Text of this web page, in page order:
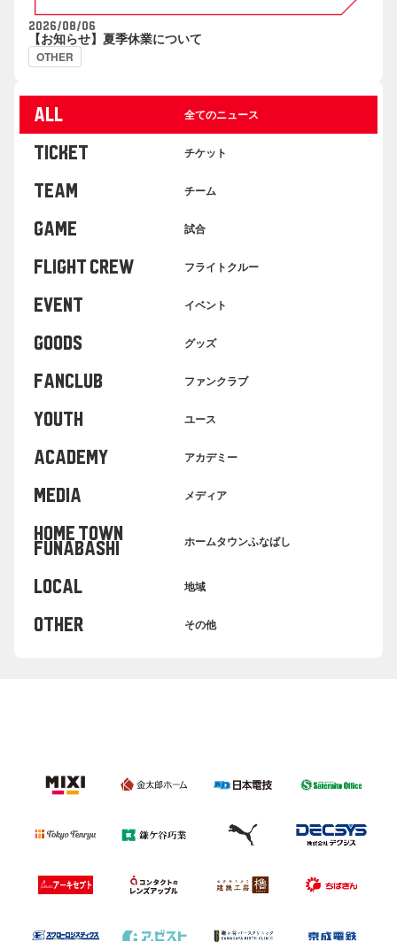
2026/08/06
【お知らせ】夏季休業について
OTHER
ALL 全てのニュース
TICKET チケット
TEAM チーム
GAME 試合
FLIGHT CREW フライトクルー
EVENT イベント
GOODS グッズ
FANCLUB ファンクラブ
YOUTH ユース
ACADEMY アカデミー
MEDIA メディア
HOME TOWN
FUNABASHI ホームタウンふなばし
LOCAL 地域
OTHER その他